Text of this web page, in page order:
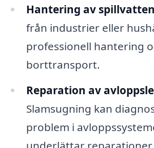
Hantering av
från industrier eller
professionell hantering
borttransport.
Reparation av
Slamsugning kan
problem i